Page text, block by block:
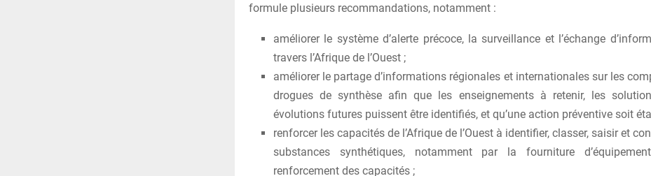
formule plusieurs recommandations, notamment :
améliorer le système d’alerte précoce, la surveillance et l’échange
travers l’Afrique de l’Ouest ;
améliorer le partage d’informations régionales et internationales sur les
drogues de synthèse afin que les enseignements à retenir, les
évolutions futures puissent être identifiés, et qu’une action préventive soit
renforcer les capacités de l’Afrique de l’Ouest à identifier, classer, saisir et
substances synthétiques, notamment par la fourniture
renforcement des capacités ;